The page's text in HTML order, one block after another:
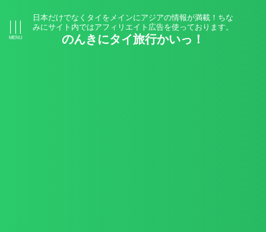
日本だけでなくタイをメインにアジアの情報が満載！ちな
みにサイト内ではアフィリエイト広告を使っております。
のんきにタイ旅行かいっ！